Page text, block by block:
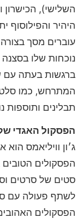
השלישי),
היהיר והפילוסוף
עוברים מסך
נוכחות שלו
ברגשות בעתה עם
המתרחש, כמו סלט
תבלינים ותוספות
הפסקול האגדי
ג׳ון וויליאמס
הפסקולים הטובים
סטים של סרטים
לשתף פעולה עם
הפסקולים